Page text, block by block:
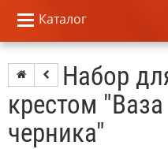
Каталог
Набор
крестом
черника"